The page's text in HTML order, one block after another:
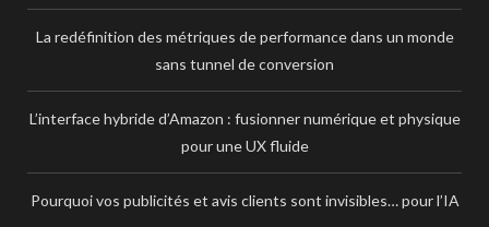
La redéfinition des métriques de performance dans un monde
sans tunnel de conversion
L’interface hybride d’Amazon : fusionner numérique et physique
pour une UX fluide
Pourquoi vos publicités et avis clients sont invisibles… pour l’IA